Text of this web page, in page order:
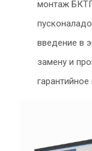
монтаж
введение в
замену и